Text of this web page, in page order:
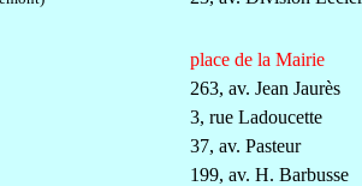
place de la Mairie
263, av. Jean Jaurès
3, rue Ladoucette
37, av. Pasteur
199, av. H. Barbusse